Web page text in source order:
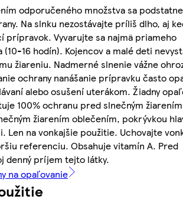
odporučeného množstva sa podstatne
Na slnku nezostávajte príliš dlho, aj
prípravok. Vyvarujte sa najmä priameho
(10-16 hodín). Kojencov a malé deti
žiareniu. Nadmerné slnenie vážne
ochrany nanášanie prípravku často
alebo osušení uterákom. Žiadny
100% ochranu pred slnečným
žiarením oblečením, pokrývkou
Len na vonkajšie použitie. Uchovajte
referenciu. Obsahuje vitamín A. Pred
denný príjem tejto látky.
na opaľovanie